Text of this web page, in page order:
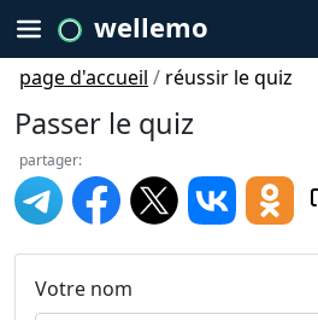
wellemo
page d'accueil / réussir le quiz
Passer le quiz
partager:
Votre nom